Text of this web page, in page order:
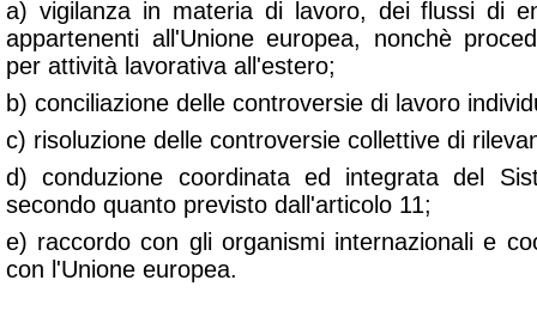
a) vigilanza in materia di lavoro, dei flussi di
appartenenti all'Unione europea, nonchè
per attività lavorativa all'estero;
b) conciliazione delle controversie di lavoro
c) risoluzione delle controversie collettive di
d) conduzione coordinata ed integrata del
secondo quanto previsto dall'articolo 11;
e) raccordo con gli organismi internazionali e
con l'Unione europea.